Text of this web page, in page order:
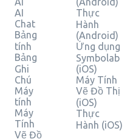
AI
Chat
Bảng
tính
Bảng
Ghi
Chú
Máy
tính
Máy
Tính
Vẽ Đồ
Thực
Hành
(Android)
Ứng dụng
Symbolab
(iOS)
Máy Tính
Vẽ Đồ Thị
(iOS)
Thực
Hành (iOS)